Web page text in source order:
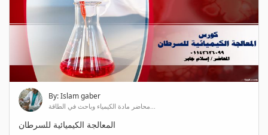
By: Islam gaber
محاضر مادة الكيمياء وباحث في الطاقة...
المعالجة الكيميائية للسرطان